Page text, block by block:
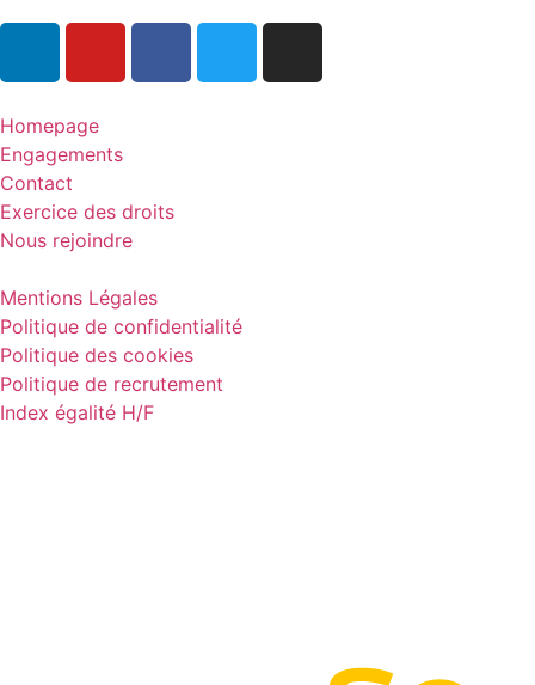
Homepage
Engagements
Contact
Exercice des droits
Nous rejoindre
Mentions Légales
Politique de confidentialité
Politique des cookies
Politique de recrutement
Index égalité H/F